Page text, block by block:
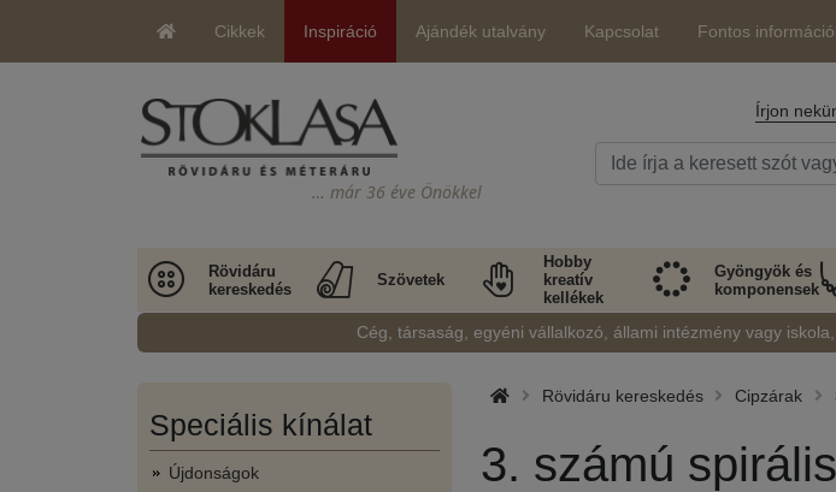
Cikkek Inspiráció Ajándék utalvány Kapcsolat Fontos
… már 36 éve Önökkel
Írjon
Rövidáru
kereskedés
Szövetek
Hobby
kreatív
kellékek
Gyöngyök és
komponensek
Cég, társaság, egyéni vállalkozó, állami intézmény vagy
Speciális kínálat
Újdonságok
Rövidáru kereskedés Cipzárak
3. számú